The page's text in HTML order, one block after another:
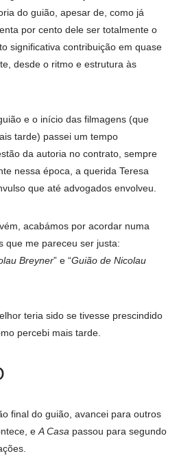
do guião, apesar de, como já
por cento dele ser totalmente o
significativa contribuição em quase
desde o ritmo e estrutura às
e o início das filmagens (que
tarde) passei um tempo
da autoria no contrato, sempre
nessa época, a querida Teresa
que até advogados envolveu.
acabámos por acordar numa
que me pareceu ser justa:
Breyner” e “Guião de Nicolau
teria sido se tivesse prescindido
percebi mais tarde.
final do guião, avancei para outros
e A Casa passou para segundo